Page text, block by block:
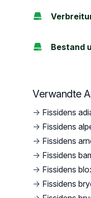
Bestand
Verwandte
→ Fissidens
→ Fissidens
→ Fissidens
→ Fissidens
→ Fissidens
→ Fissidens